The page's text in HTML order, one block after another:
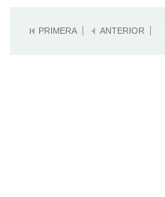
PRIMERA ANTERIOR